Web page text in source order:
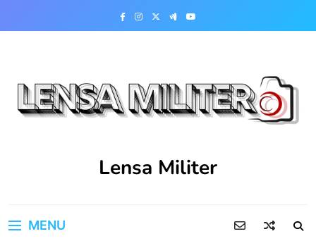
Lensa Militer
MENU